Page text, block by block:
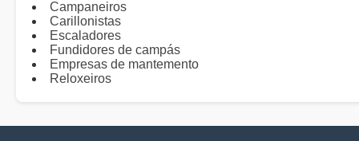
Campaneiros
Carillonistas
Escaladores
Fundidores de campás
Empresas de mantemento
Reloxeiros